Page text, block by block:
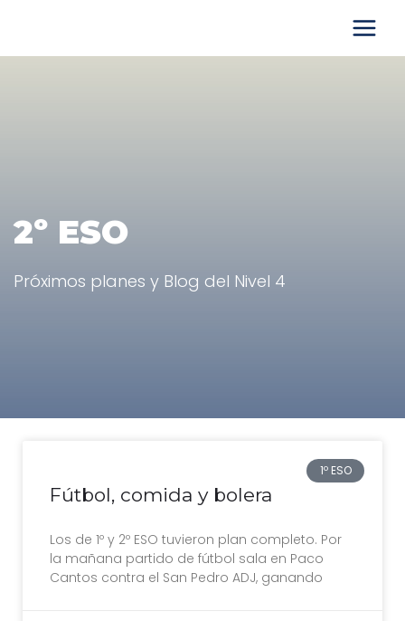
2º ESO
Próximos planes y Blog del Nivel 4
1º ESO
Fútbol, comida y bolera
Los de 1º y 2º ESO tuvieron plan completo. Por
la mañana partido de fútbol sala en Paco
Cantos contra el San Pedro ADJ, ganando